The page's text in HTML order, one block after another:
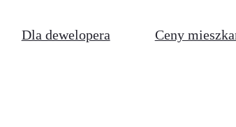
Dla dewelopera Ceny